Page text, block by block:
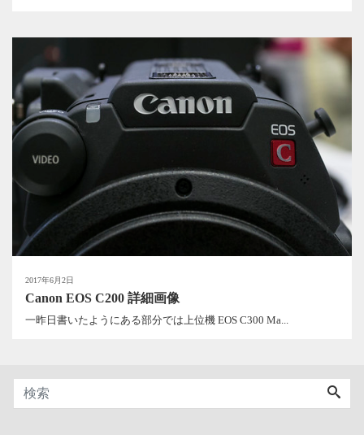
2017年6月2日
Canon EOS C200 詳細画像
一昨日書いたようにある部分では上位機 EOS C300 Ma...